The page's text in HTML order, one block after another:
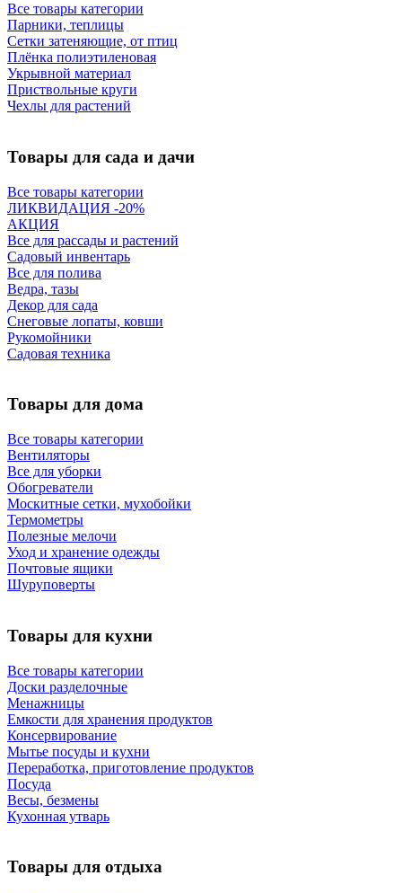
Все товары категории
Парники, теплицы
Сетки затеняющие, от птиц
Плёнка полиэтиленовая
Укрывной материал
Приствольные круги
Чехлы для растений
Товары для сада и дачи
Все товары категории
ЛИКВИДАЦИЯ -20%
АКЦИЯ
Все для рассады и растений
Садовый инвентарь
Все для полива
Ведра, тазы
Декор для сада
Снеговые лопаты, ковши
Рукомойники
Садовая техника
Товары для дома
Все товары категории
Вентиляторы
Все для уборки
Обогреватели
Москитные сетки, мухобойки
Термометры
Полезные мелочи
Уход и хранение одежды
Почтовые ящики
Шуруповерты
Товары для кухни
Все товары категории
Доски разделочные
Менажницы
Емкости для хранения продуктов
Консервирование
Мытье посуды и кухни
Переработка, приготовление продуктов
Посуда
Весы, безмены
Кухонная утварь
Товары для отдыха